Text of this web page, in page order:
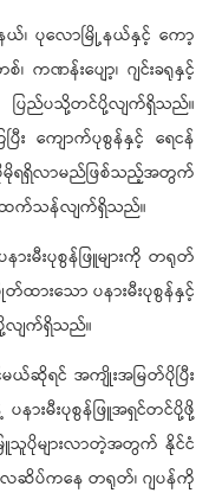
နယ်၊ ပုလောမြို့နယ်နှင့် ကော့
ကဏန်းပျော့၊ ဂျင်းခရုနှင့်
ည်ပသို့တင်ပို့လျက်ရှိသည်။
ကျောက်ပုစွန်နှင့် ရေငန်
ပိုမိုရရှိလာမည်ဖြစ်သည့်အတွက်
ထက်သန်လျက်ရှိသည်။
ားမီးပုစွန်ဖြူများကို တရုတ်
ားသော ပနားမီးပုစွန်နှင့်
လျက်ရှိသည်။
ဆိုရင် အကျိုးအမြတ်ပိုပြီး
နားမီးပုစွန်ဖြူအရှင်တင်ပို့ဖို့
းမြူသူပိုများလာတဲ့အတွက် နိုင်ငံ
ေဆိပ်ကနေ တရုတ်၊ ဂျပန်ကို